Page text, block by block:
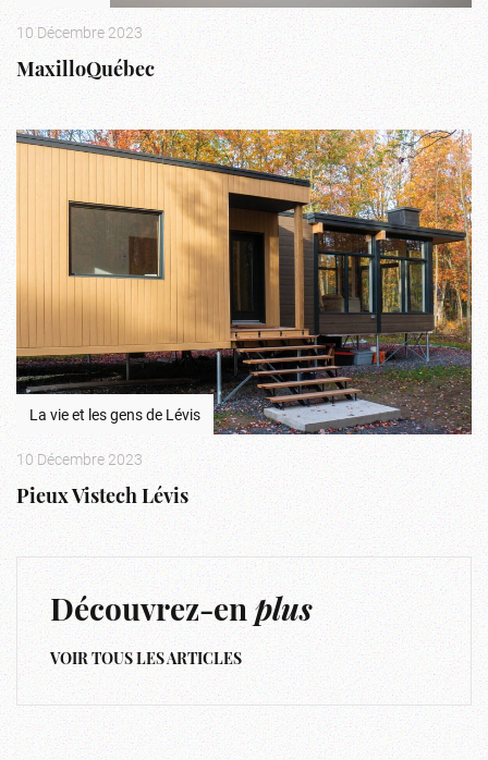
10 Décembre 2023
MaxilloQuébec
La vie et les gens de Lévis
10 Décembre 2023
Pieux Vistech Lévis
Découvrez-enplus
VOIR TOUS LES ARTICLES